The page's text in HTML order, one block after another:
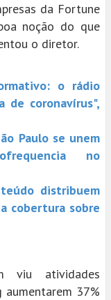
da Fortune
noção do que
o diretor.
o rádio
de coronavírus",
Paulo se unem
no
distribuem
cobertura sobre
viu atividades
aumentarem 37%